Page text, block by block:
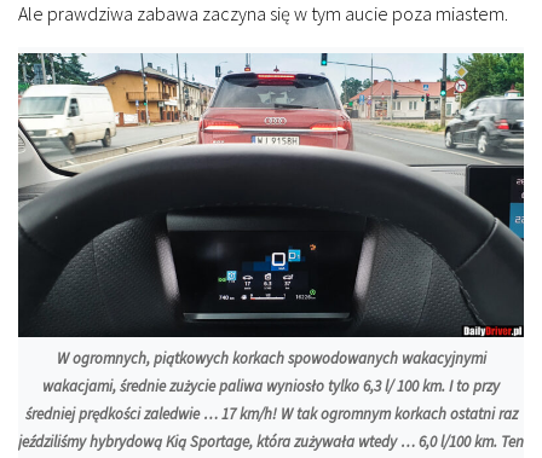
Ale prawdziwa zabawa zaczyna się w tym aucie poza miastem.
W ogromnych, piątkowych korkach spowodowanych wakacyjnymi
wakacjami, średnie zużycie paliwa wyniosło tylko 6,3 l/ 100 km. I to przy
średniej prędkości zaledwie … 17 km/h! W tak ogromnym korkach ostatni raz
jeździliśmy hybrydową Kią Sportage, która zużywała wtedy … 6,0 l/100 km. Ten